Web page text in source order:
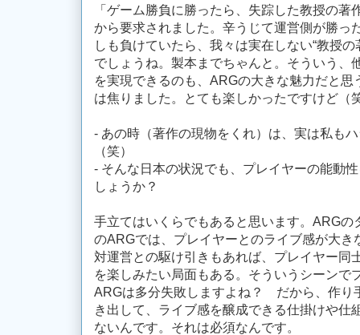
「ゲーム勝負に勝ったら、失踪した教授の
から要求されました。辛うじて運営側が勝っ
しも負けていたら、我々は実在しない“教授
でしょうね。製本までちゃんと。そういう、
を実現できるのも、ARGの大きな魅力だと
は焦りました。とても楽しかったですけど（
- あの時（著作の現物をくれ）は、実は私も
（笑）
- そんな日本の状況でも、プレイヤーの能動
しょうか？
手立てはいくらでもあると思います。ARGの
のARGでは、プレイヤーとのライブ感が大き
対運営との駆け引きもあれば、プレイヤー同
を楽しみたい局面もある。そういうシーンで
ARGは多分失敗しますよね？ だから、作り
き出して、ライブ感を醸成できる仕掛けや仕
ないんです。それは必須なんです。